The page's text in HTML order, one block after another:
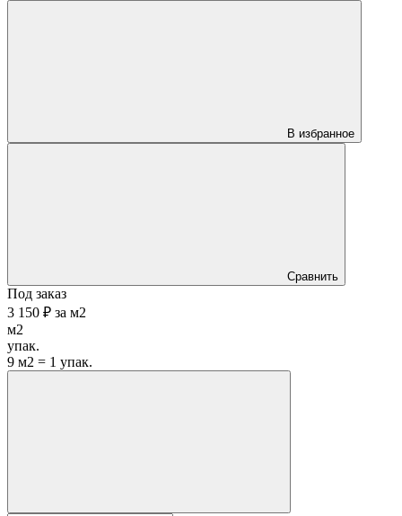
В избранное
Сравнить
Под заказ
3 150 ₽ за м2
м2
упак.
9 м2 = 1 упак.